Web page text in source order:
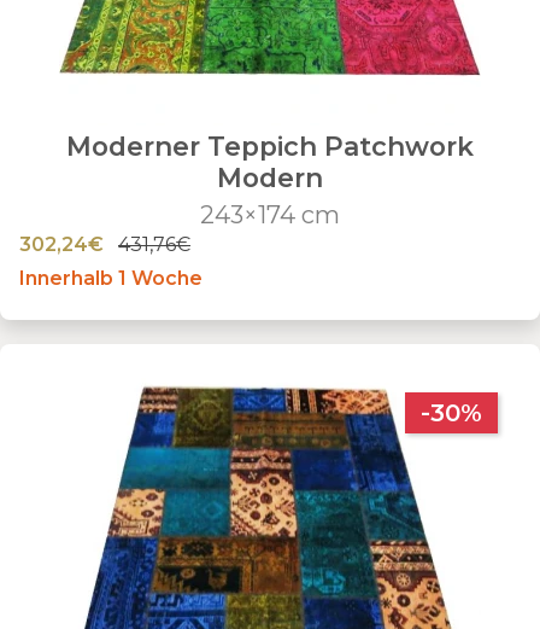
Moderner Teppich Patchwork
Modern
243×174 cm
302,24€
431,76€
Innerhalb 1 Woche
-30%